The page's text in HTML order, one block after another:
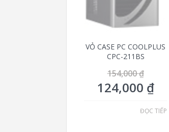
VỎ CASE PC COOLPLUS
CPC-211BS
154,000₫
124,000 ₫
ĐỌC TIẾP